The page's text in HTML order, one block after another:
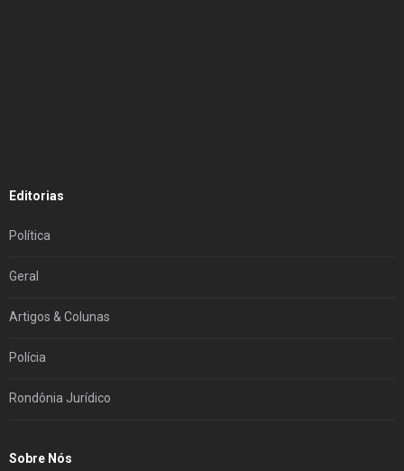
Editorias
Política
Geral
Artigos & Colunas
Polícia
Rondônia Jurídico
Sobre Nós